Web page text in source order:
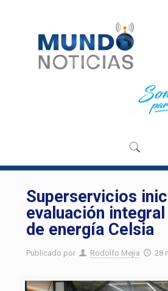
Superservicios
evaluación
de energía Celsia
Publicado por Rodolfo Mejia 28